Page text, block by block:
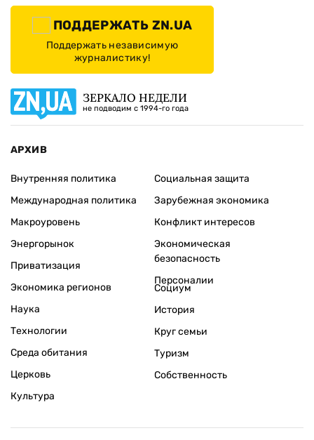
ПОДДЕРЖАТЬ ZN.UA
Поддержать независимую
журналистику!
ЗЕРКАЛО НЕДЕЛИ
не подводим с 1994-го года
АРХИВ
Внутренняя политика
Международная политика
Макроуровень
Энергорынок
Приватизация
Экономика регионов
Социальная защита
Зарубежная экономика
Конфликт интересов
Экономическая
безопасность
Персоналии
Наука
Технологии
Среда обитания
Церковь
Культура
Социум
История
Круг семьи
Туризм
Собственность